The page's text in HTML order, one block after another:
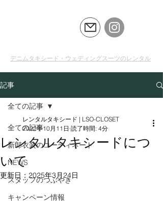
デニムタキシード・ウェディングスーツのレンタル
記事
全ての記事
新郎衣装のコーディネート
NEWS
スタッフのつぶやき
キャンペーン情報
全ての記事
レンタルタキシードにつ
いて
レンタルタキシード | LSO-CLOSET
2022年10月11日 読了時間: 4分
更新日： 2025年3月24日